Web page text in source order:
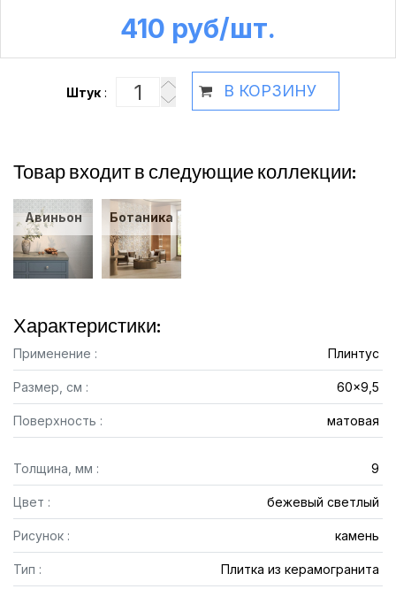
410 руб /шт.
Штук: В КОРЗИНУ
Товар входит в следующие коллекции:
Авиньон Ботаника
Характеристики:
Применение : Плинтус
Размер, см : 60x9,5
Поверхность : матовая
Толщина, мм : 9
Цвет : бежевый светлый
Рисунок : камень
Тип : Плитка из керамогранита